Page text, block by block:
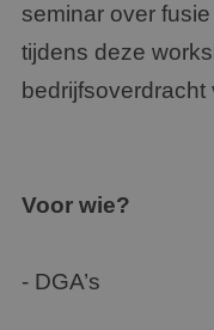
seminar over
tijdens deze
bedrijfsoverdracht
Voor wie?
- DGA’s